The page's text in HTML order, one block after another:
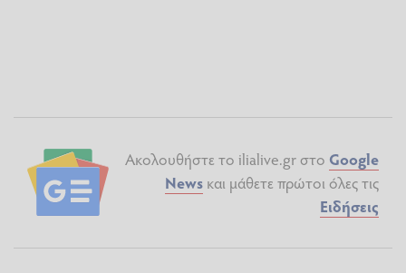
Ακολουθήστε το ilialive.gr στο Google
News και μάθετε πρώτοι όλες τις
Ειδήσεις